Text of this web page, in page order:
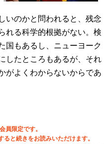
いのかと問われると、残念
れる科学的根拠がない。検
国もあるし、ニューヨーク
したところもあるが、それ
がよくわからないからであ
員限定です。
ると続きをお読みいただけます。